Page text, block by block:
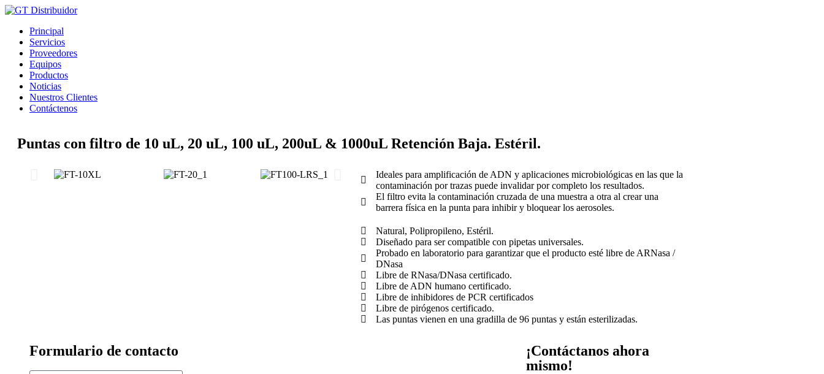
Principal
Servicios
Proveedores
Equipos
Productos
Noticias
Nuestros Clientes
Contáctenos
Puntas con filtro de 10 uL, 20 uL, 100 uL, 200uL & 1000uL Retención Baja. Estéril.
Ideales para amplificación de ADN y aplicaciones microbiológicas en las que la
contaminación por trazas puede invalidar por completo los resultados.
El filtro evita la contaminación cruzada de una muestra a otra al crear una
barrera física en la punta para inhibir y bloquear los aerosoles.
Natural, Polipropileno, Estéril.
Diseñado para ser compatible con pipetas universales.
Probado en laboratorio para garantizar que el producto esté libre de ARNasa /
DNasa
Libre de RNasa/DNasa certificado.
Libre de ADN humano certificado.
Libre de inhibidores de PCR certificados
Libre de pirógenos certificado.
Las puntas vienen en una gradilla de 96 puntas y están esterilizadas.
Formulario de contacto
¡Contáctanos ahora
mismo!